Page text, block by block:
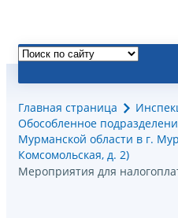
Главная страница
Обособленное
Мурманской области в г.
Комсомольская, д. 2)
Мероприятия для